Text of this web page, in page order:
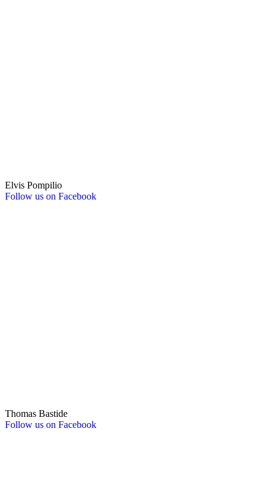
Elvis Pompilio
Follow us on Facebook
Thomas Bastide
Follow us on Facebook